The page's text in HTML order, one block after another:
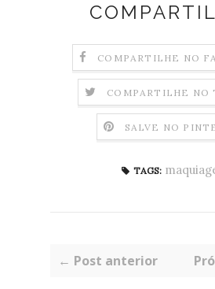
COMPARTILHE NO
COMPARTILHE NO
SALVE NO
TAGS:
← Post anterior